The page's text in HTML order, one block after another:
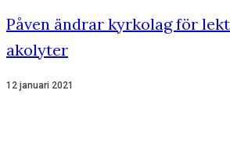
Påven ändrar kyrkolag för
akolyter
12 januari 2021